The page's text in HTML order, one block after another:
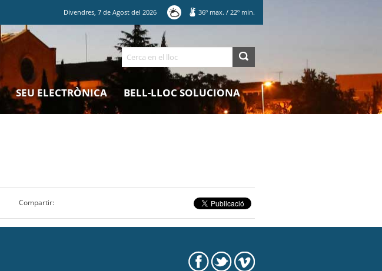
Divendres,7 deAgost del2026 36º max. / 22º min.
Cerca
SEU ELECTRÒNICA BELL-LLOC SOLUCIONA
Compartir: